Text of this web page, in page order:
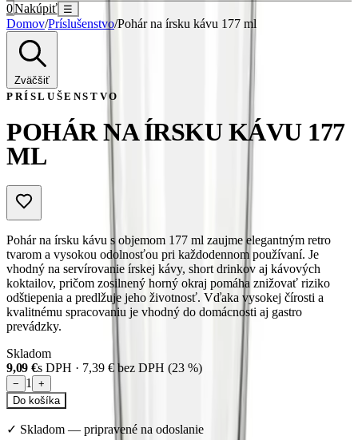
0Nakúpiť ☰
Domov/Príslušenstvo/Pohár na írsku kávu 177 ml
Zväčšiť
PRÍSLUŠENSTVO
POHÁR NA ÍRSKU KÁVU 177
ML
Pohár na írsku kávu s objemom 177 ml zaujme elegantným retro
tvarom a vysokou odolnosťou pri každodennom používaní. Je
vhodný na servírovanie írskej kávy, short drinkov aj kávových
koktailov, pričom zosilnený horný okraj pomáha znižovať riziko
odštiepenia a predlžuje jeho životnosť. Vďaka vysokej čírosti a
kvalitnému spracovaniu je vhodný do domácnosti aj gastro
prevádzky.
Skladom
9,09 €s DPH · 7,39 €bez DPH (23%)
− 1
+
Do košíka
✓ Skladom — pripravené na odoslanie